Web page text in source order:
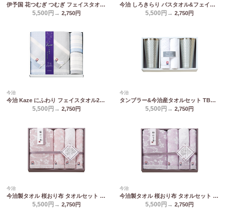
伊予国 花つむぎ つむぎ フェイスタオル4P IH5031
5,500円→ 2,750円
今治 しろきらり バスタオル&フェイスタオル2P S-51500
5,500円→ 2,750円
今治
今治 Kaze にふわり フェイスタオル2P&ハンドタオル2P KCN20500
5,500円→ 2,750円
今治
タンブラー&今治産タオルセット TBR-053
5,500円→ 2,750円
今治
今治製タオル 桜おり布 タオルセット ピンク IS9650 PI/PU
5,500円→ 2,750円
今治
今治製タオル 桜おり布 タオルセット パープル IS9650 PI/PU
5,500円→ 2,750円